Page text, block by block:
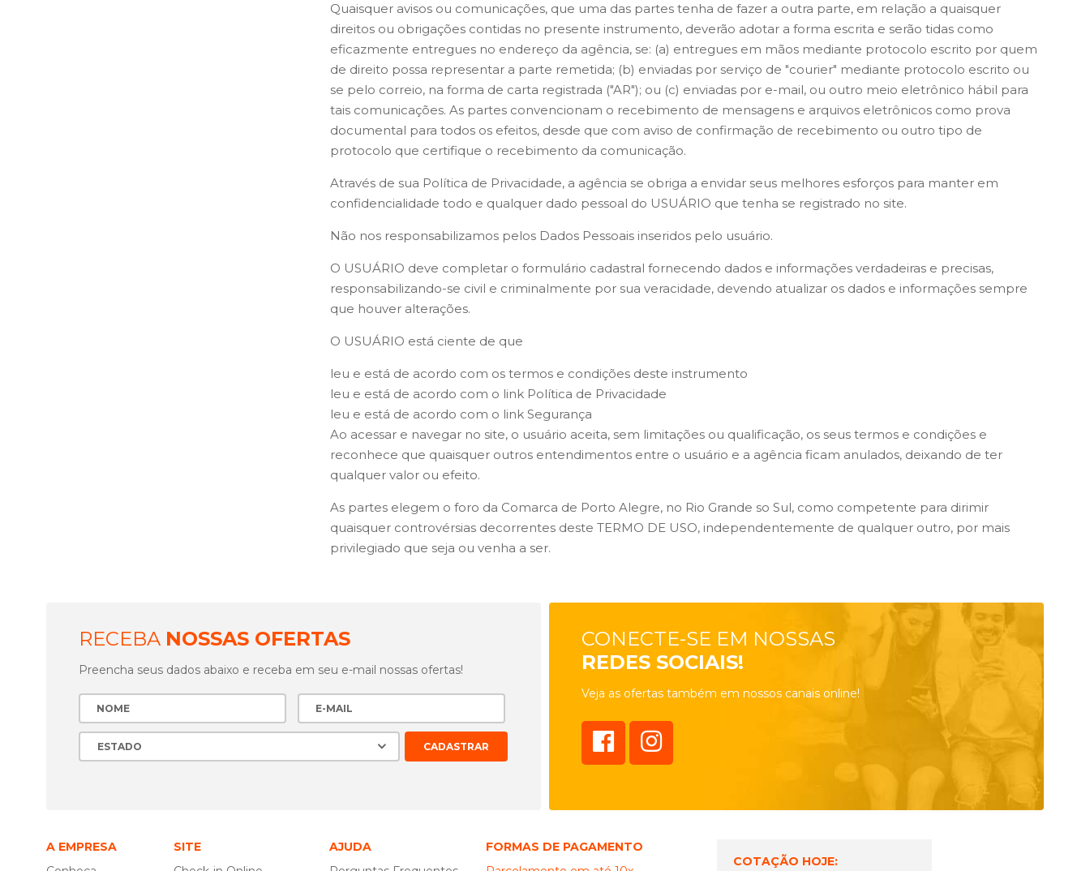
Quaisquer avisos ou comunicações, que uma das partes tenha de fazer a outra parte, em relação a quaisquer
direitos ou obrigações contidas no presente instrumento, deverão adotar a forma escrita e serão tidas como
eficazmente entregues no endereço da agência, se: (a) entregues em mãos mediante protocolo escrito por quem
de direito possa representar a parte remetida; (b) enviadas por serviço de "courier" mediante protocolo escrito ou
se pelo correio, na forma de carta registrada ("AR"); ou (c) enviadas por e-mail, ou outro meio eletrônico hábil para
tais comunicações. As partes convencionam o recebimento de mensagens e arquivos eletrônicos como prova
documental para todos os efeitos, desde que com aviso de confirmação de recebimento ou outro tipo de
protocolo que certifique o recebimento da comunicação.
Através de sua Política de Privacidade, a agência se obriga a envidar seus melhores esforços para manter em
confidencialidade todo e qualquer dado pessoal do USUÁRIO que tenha se registrado no site.
Não nos responsabilizamos pelos Dados Pessoais inseridos pelo usuário.
O USUÁRIO deve completar o formulário cadastral fornecendo dados e informações verdadeiras e precisas,
responsabilizando-se civil e criminalmente por sua veracidade, devendo atualizar os dados e informações sempre
que houver alterações.
O USUÁRIO está ciente de que
leu e está de acordo com os termos e condições deste instrumento
leu e está de acordo com o link Política de Privacidade
leu e está de acordo com o link Segurança
Ao acessar e navegar no site, o usuário aceita, sem limitações ou qualificação, os seus termos e condições e
reconhece que quaisquer outros entendimentos entre o usuário e a agência ficam anulados, deixando de ter
qualquer valor ou efeito.
As partes elegem o foro da Comarca de Porto Alegre, no Rio Grande so Sul, como competente para dirimir
quaisquer controvérsias decorrentes deste TERMO DE USO, independentemente de qualquer outro, por mais
privilegiado que seja ou venha a ser.
RECEBA NOSSAS OFERTAS
Preencha seus dados abaixo e receba em seu e-mail nossas ofertas!
CONECTE-SE EM NOSSAS
REDES SOCIAIS!
Veja as ofertas também em nossos canais online!
A EMPRESA
SITE
AJUDA
FORMAS DE PAGAMENTO
COTAÇÃO HOJE: